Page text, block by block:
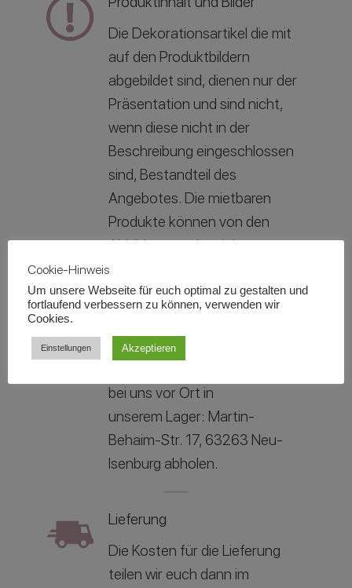
Die Dekorationsartikel die mit
auf den Produktbildern
abgebildet sind, dienen nur der
Präsentation und sind nicht,
wenn diese nicht in der
Beschreibung eingeschlossen
sind, Bestandteil des
Angebotes. Die mietbaren
Produkte können von den
Abbildungen abweichen.
Infos zur Miete
Selbstabholung
bei uns vor Ort in
unserem Lager: Martin-
Behaim-Str. 17, 63263 Neu-
Isenburg abholen.
Lieferung
Die Kosten für die Lieferung
teilen wir euch dann im
Cookie-Hinweis
Um unsere Webseite für euch optimal zu gestalten und
fortlaufend verbessern zu können, verwenden wir
Cookies.
Einstellungen Akzeptieren